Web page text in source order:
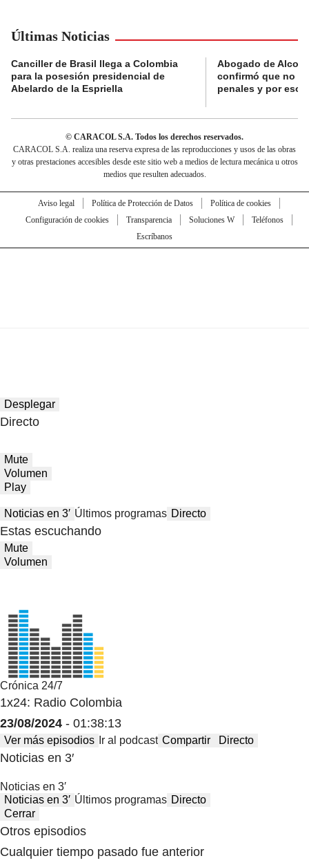
Últimas Noticias
Canciller de Brasil llega a Colombia
para la posesión presidencial de
Abelardo de la Espriella
Abogado de
confirmó que no
penales y por eso
© CARACOL S.A. Todos los derechos reservados.
CARACOL S.A. realiza una reserva expresa de las reproducciones y usos de las obras
y otras prestaciones accesibles desde este sitio web a medios de lectura mecánica u otros
medios que resulten adecuados.
Aviso legal Política de Protección de Datos
Política de cookies
Configuración de cookies
Transparencia Soluciones W
Teléfonos
Escríbanos
Desplegar
Directo
Mute
Volumen
Play
Noticias en 3′ Últimos programas Directo
Estas escuchando
Mute
Volumen
Crónica 24/7
1x24: Radio Colombia
23/08/2024 - 01:38:13
Ver más episodios Ir al podcast Compartir Directo
Noticias en 3′
Noticias en 3′
Noticias en 3′ Últimos programas Directo
Cerrar
Otros episodios
Cualquier tiempo pasado fue anterior